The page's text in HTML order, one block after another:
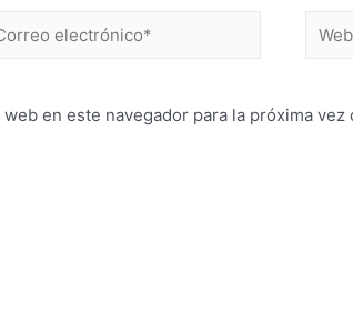
en este navegador para la próxima vez